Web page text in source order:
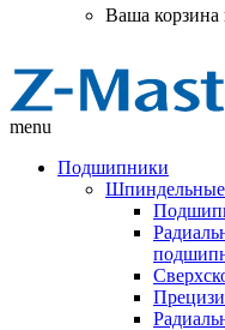
Ваша корзина
menu
Подшипники